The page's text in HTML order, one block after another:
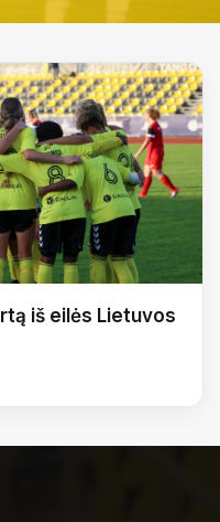
iš eilės Lietuvos